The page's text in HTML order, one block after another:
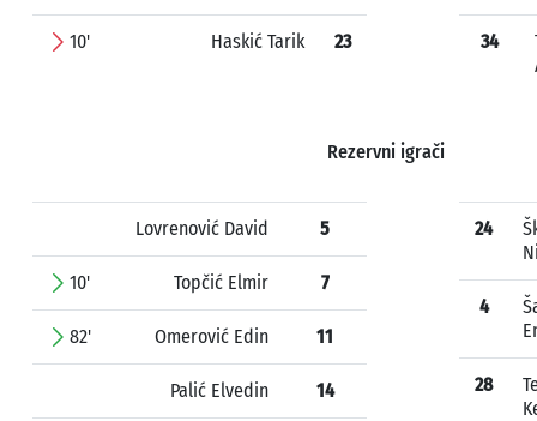
10' Haskić Tarik 23 34
Rezervni igrači
Lovrenović David 5
10' Topčić Elmir 7
82' Omerović Edin 11
Palić Elvedin 14
24
4
28